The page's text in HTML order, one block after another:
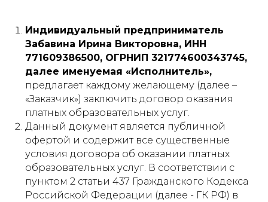
Индивидуальный предприниматель
Забавина Ирина Викторовна, ИНН
771609386500, ОГРНИП 321774600343745,
далее именуемая «Исполнитель»,
предлагает каждому желающему (далее –
«Заказчик») заключить договор оказания
платных образовательных услуг.
Данный документ является публичной
офертой и содержит все существенные
условия договора об оказании платных
образовательных услуг. В соответствии с
пунктом 2 статьи 437 Гражданского Кодекса
Российской Федерации (далее - ГК РФ) в